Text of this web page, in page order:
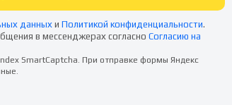
данных и Политикой конфиденциальности.
в мессенджерах согласно Согласию на
SmartCaptcha. При отправке формы Яндекс